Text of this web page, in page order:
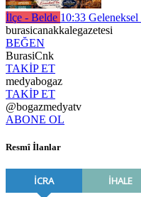
İlçe - Belde 10:33 Geleneksel
burasicanakkalegazetesi
BEĞEN
BurasiCnk
TAKİP ET
medyabogaz
TAKİP ET
@bogazmedyatv
ABONE OL
Resmî İlanlar